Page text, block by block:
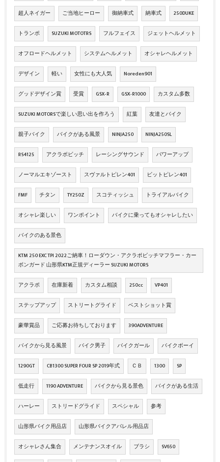
超人ネイガー ご当地ヒーロー 御納車式 納車式 250DUKE
トランポ SUZUKI MOTOTRS フルフェイス ジェットヘルメット
オフロードヘルメット システムヘルメット オシャレヘルメット
デザイン 軽い 女性にも大人気 Noreden901
グッドデザイン賞 受賞 GSX‐R GSX‐R1000 カスタム多数
SUZUKI MOTORSで楽しい思い出を作ろう 紅葉 友達とバイク
親子バイク バイクがある風景 NINJA250 NINJA250SL
RS4125 アクラボビッチ レーシングサウンド パワーアップ
ノーマルエキゾースト スヴァルトピレン401 ビットピレン401
FMF チタン TY250Z スコティッシュ トライアルバイク
オシャレ楽しい ワンポイント バイクに乗ってもオシャレしたい
バイクのある景色
KTM 250 EXC TPI 2022ご納車！ローダウン・アクラポビッチマフラー・カー
ボンガード 山形県KTM正規ディーラー SUZUKI MOTORS
アクラポ 在庫新着 カスタム相談 250cc VP401
ステップアップ ストリートグライド ベストショット賞
豪華賞品 ご応募お待ちしております 390ADVENTURE
バイクから見る風景 バイク男子 バイクガール バイクボーイ
1290GT CB1300 SUPER FOUR SP 2019年式 ＣＢ 1300 SP
低走行 1190 ADVENTURE バイクから見る景色 バイクがある生活
ハーレー ストリードグライド スペシャル 参考
山形県バイク用品店 山形県バイクアパレル用品店
オシャレさん集合 メンテナンスオイル ブラシ SV650